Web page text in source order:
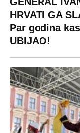
HRVATI GA
Par godina
UBIJAO!